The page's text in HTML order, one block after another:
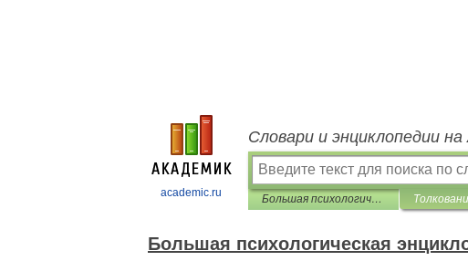
academic.ru
Словари и энциклопедии
Большая психологическая энциклопедия
Большая психологическая